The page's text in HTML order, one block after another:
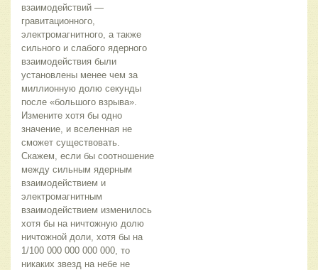
взаимодействий —
гравитационного,
электромагнитного, а также
сильного и слабого ядерного
взаимодействия были
установлены менее чем за
миллионную долю секунды
после «большого взрыва».
Измените хотя бы одно
значение, и вселенная не
сможет существовать.
Скажем, если бы соотношение
между сильным ядерным
взаимодействием и
электромагнитным
взаимодействием изменилось
хотя бы на ничтожную долю
ничтожной доли, хотя бы на
1/100 000 000 000 000, то
никаких звезд на небе не